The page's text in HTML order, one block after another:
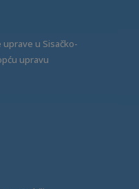
uprave u Sisačko-
upravu